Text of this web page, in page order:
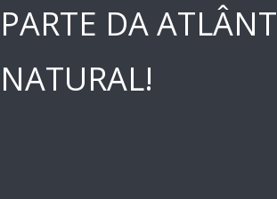
PARTE DA
NATURAL!